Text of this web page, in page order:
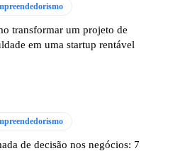
transformar um projeto de
em uma startup rentável
de decisão nos negócios: 7